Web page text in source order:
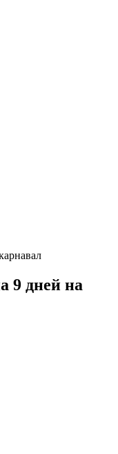
9 дней на